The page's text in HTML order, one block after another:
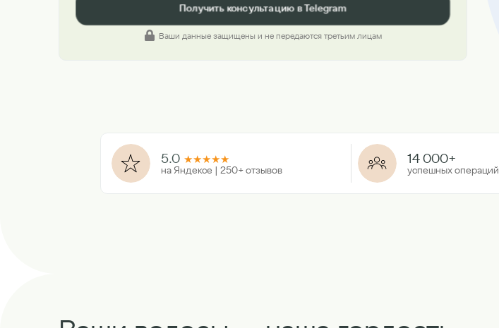
Получить консультацию в Telegram
Ваши данные защищены и не передаются третьим лицам
5.0 ★★★★★
на Яндексе | 250+ отзывов
14 000+
успешных операций